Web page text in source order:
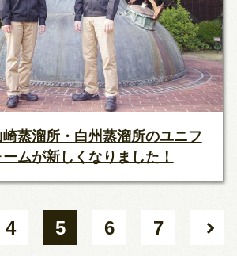
崎蒸溜所・白州蒸溜所のユニフ
ームが新しくなりました！
4 5 6 7